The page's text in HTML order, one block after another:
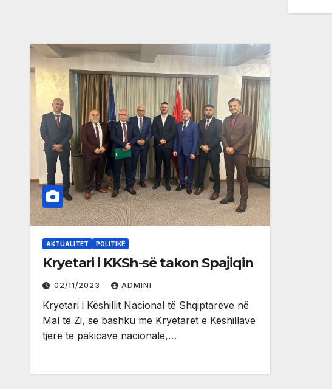
AKTUALITET POLITIKË
Kryetari i KKSh-së takon Spajiqin
02/11/2023 ADMINI
Kryetari i Këshillit Nacional të Shqiptarëve në
Mal të Zi, së bashku me Kryetarët e Këshillave
tjerë te pakicave nacionale,…